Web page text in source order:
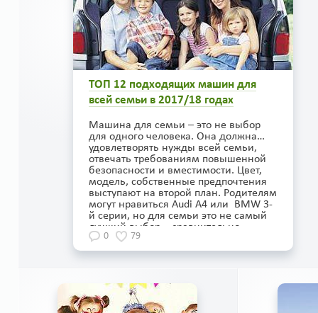
ТОП 12 подходящих машин для
всей семьи в 2017/18 годах
Машина для семьи – это не выбор
для одного человека. Она должна
удовлетворять нужды всей семьи,
отвечать требованиям повышенной
безопасности и вместимости. Цвет,
модель, собственные предпочтения
выступают на второй план. Родителям
могут нравиться Audi A4 или BMW 3-
й серии, но для семьи это не самый
лучший выбор – сравнительно
небольшой салон и багажник, что
делает некомфортными для семьи
Подойдет и компактвэн на подобие
Nissan Note или Chevrolet Orlando, но
автомобили этого класса пока не
0 79